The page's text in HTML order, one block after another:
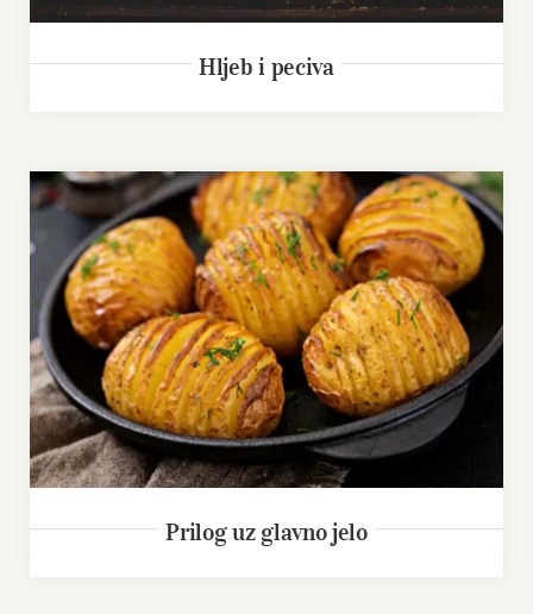
Hljeb i peciva
Prilog uz glavno jelo